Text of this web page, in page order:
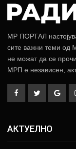
МР ПОРТАЛ
сите важни теми од
не можат да се
МРП е независен,
АКТУЕЛНО